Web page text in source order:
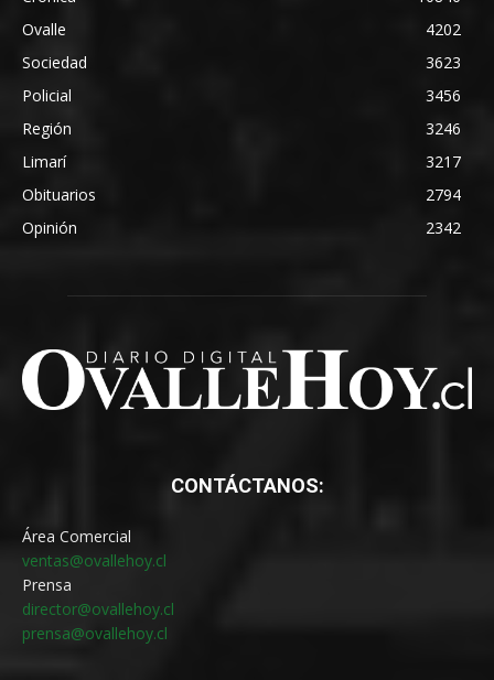
Ovalle
4202
Sociedad
3623
Policial
3456
Región
3246
Limarí
3217
Obituarios
2794
Opinión
2342
CONTÁCTANOS:
Área Comercial
ventas@ovallehoy.cl
Prensa
director@ovallehoy.cl
prensa@ovallehoy.cl